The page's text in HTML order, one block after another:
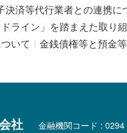
決済等代行業者との連携に
ライン」を踏まえた取り
いて
金銭債権等と預金
社
金融機関コード : 0294